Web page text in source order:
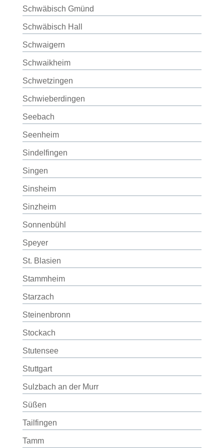
Schwäbisch Gmünd
Schwäbisch Hall
Schwaigern
Schwaikheim
Schwetzingen
Schwieberdingen
Seebach
Seenheim
Sindelfingen
Singen
Sinsheim
Sinzheim
Sonnenbühl
Speyer
St. Blasien
Stammheim
Starzach
Steinenbronn
Stockach
Stutensee
Stuttgart
Sulzbach an der Murr
Süßen
Tailfingen
Tamm